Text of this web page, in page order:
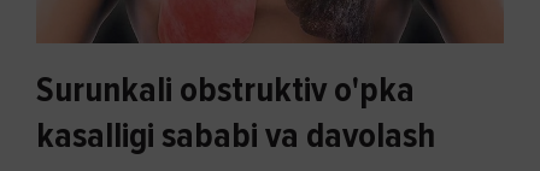
Surunkali obstruktiv o'pka
kasalligi sababi va davolash